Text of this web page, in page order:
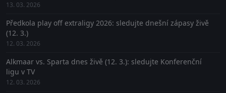
13. 03. 2026
Předkola play off extraligy 2026: sledujte dnešní zápasy živě
(12. 3.)
12. 03. 2026
Alkmaar vs. Sparta dnes živě (12. 3.): sledujte Konferenční
ligu v TV
12. 03. 2026